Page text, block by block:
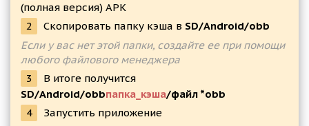
(полная версия) APK
2
Скопировать папку кэша в SD/Android/obb
Если у вас нет этой папки, создайте ее при помощи
любого файлового менеджера
3
В итоге получится
SD/Android/obbпапка_кэша/файл *obb
4
Запустить приложение